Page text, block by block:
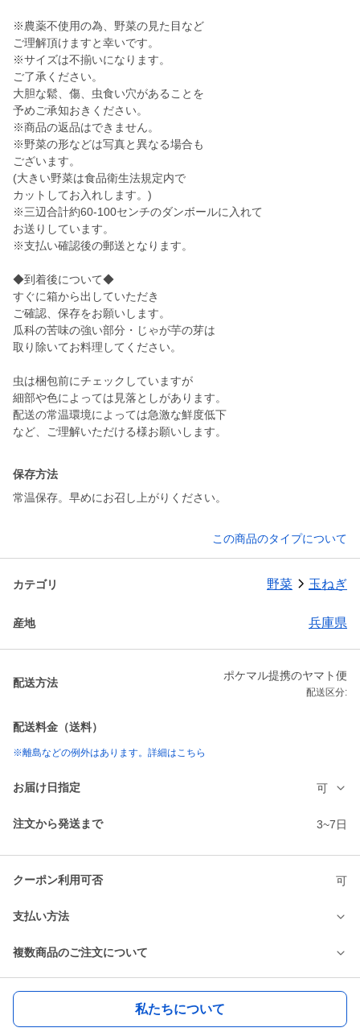
※農薬不使用の為、野菜の見た目など
ご理解頂けますと幸いです。
※サイズは不揃いになります。
ご了承ください。
大胆な鬆、傷、虫食い穴があることを
予めご承知おきください。
※商品の返品はできません。
※野菜の形などは写真と異なる場合も
ございます。
(大きい野菜は食品衛生法規定内で
カットしてお入れします。)
※三辺合計約60-100センチのダンボールに入れて
お送りしています。
※支払い確認後の郵送となります。
◆到着後について◆
すぐに箱から出していただき
ご確認、保存をお願いします。
瓜科の苦味の強い部分・じゃが芋の芽は
取り除いてお料理してください。
虫は梱包前にチェックしていますが
細部や色によっては見落としがあります。
配送の常温環境によっては急激な鮮度低下
保存方法
常温保存。早めにお召し上がりください。
この商品のタイプについて
カテゴリ 野菜 玉ねぎ
産地 兵庫県
配送方法
ポケマル提携のヤマト便
配送区分:
配送料金（送料）
※離島などの例外はあります。詳細はこちら
お届け日指定 可
注文から発送まで 3~7日
クーポン利用可否 可
支払い方法
複数商品のご注文について
私たちについて